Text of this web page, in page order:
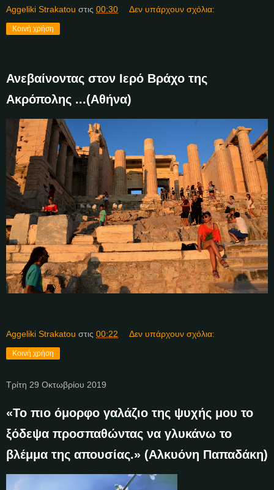
Aggeliki Strakatou στις 00:30 Δεν υπάρχουν σχόλια:
Κοινή χρήση
Ανεβαίνοντας στον Ιερό Βράχο της
Ακρόπολης ...(Αθήνα)
Aggeliki Strakatou στις 00:22 Δεν υπάρχουν σχόλια:
Κοινή χρήση
Τρίτη 29 Οκτωβρίου 2019
«Το πιο όμορφο γαλάζιο της ψυχής μου το
ξόδεψα προσπαθώντας να γλυκάνω το
βλέμμα της απουσίας.» (Αλκυόνη Παπαδάκη)